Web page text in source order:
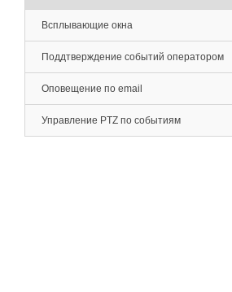
Всплывающие окна
Поддтверждение событий оператором
Оповещение по email
Управление PTZ по событиям